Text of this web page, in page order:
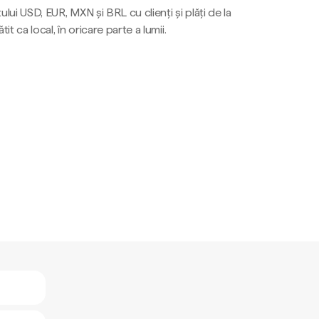
USD, EUR, MXN și BRL cu clienți și plăți de la
ca local, în oricare parte a lumii.